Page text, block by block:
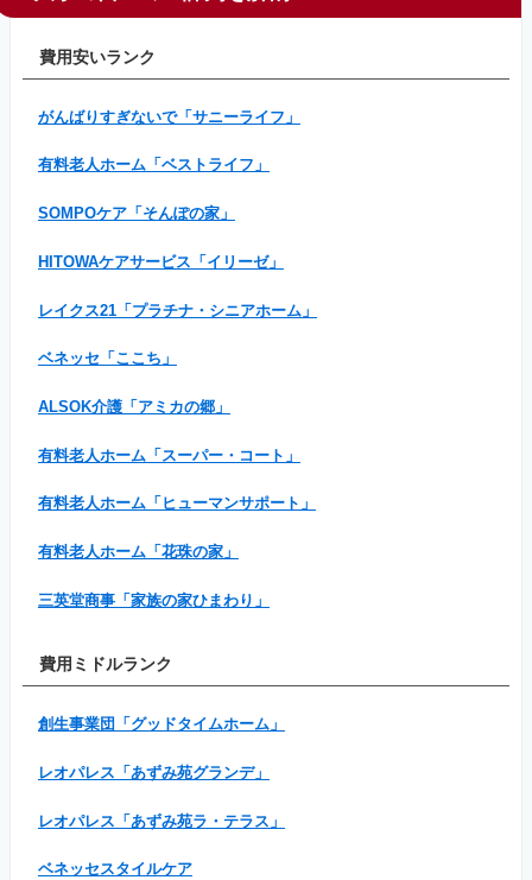
費用安いランク
がんばりすぎないで「サニーライフ」
有料老人ホーム「ベストライフ」
SOMPOケア「そんぽの家」
HITOWAケアサービス「イリーゼ」
レイクス21「プラチナ・シニアホーム」
ベネッセ「ここち」
ALSOK介護「アミカの郷」
有料老人ホーム「スーパー・コート」
有料老人ホーム「ヒューマンサポート」
有料老人ホーム「花珠の家」
三英堂商事「家族の家ひまわり」
費用ミドルランク
創生事業団「グッドタイムホーム」
レオパレス「あずみ苑グランデ」
レオパレス「あずみ苑ラ・テラス」
ベネッセスタイルケア